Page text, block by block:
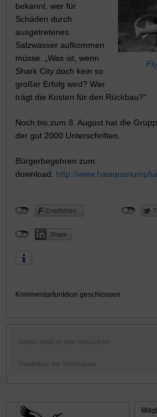
bekannt, wer für
Schäden durch
ausgetretenes
Salzwasser aufkommen
müsse. „Was ist, wenn
Shark City doch kein so
großer Erfolg wird? Wer
trägt die Kosten für den Rückbau?“
Noch bis zum 8. August hat die
der gut 2000 Unterschriften.
Bürgerbegehren zum
download: http://
Kommentarfunktion geschlossen
NABU: Wald ist kein Holzacker!
Paddeltour der Wühlmäuse